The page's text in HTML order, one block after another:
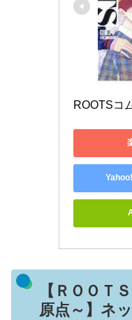
ROOTSコ
【ＲＯＯＴ
原点～】ネ